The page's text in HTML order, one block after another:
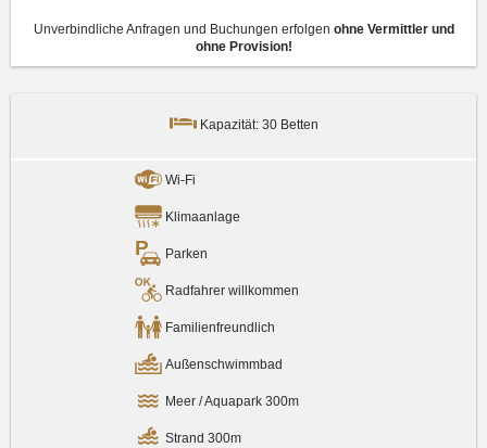
Unverbindliche Anfragen und Buchungen erfolgen ohne Vermittler und
ohne Provision!
Kapazität: 30 Betten
Wi-Fi
Klimaanlage
Parken
Radfahrer willkommen
Familienfreundlich
Außenschwimmbad
Meer / Aquapark 300m
Strand 300m